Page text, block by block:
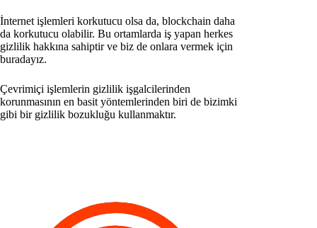
İnternet işlemleri korkutucu olsa da, blockchain daha
da korkutucu olabilir. Bu ortamlarda iş yapan herkes
gizlilik hakkına sahiptir ve biz de onlara vermek için
buradayız.
Çevrimiçi işlemlerin gizlilik işgalcilerinden
korunmasının en basit yöntemlerinden biri de bizimki
gibi bir gizlilik bozukluğu kullanmaktır.